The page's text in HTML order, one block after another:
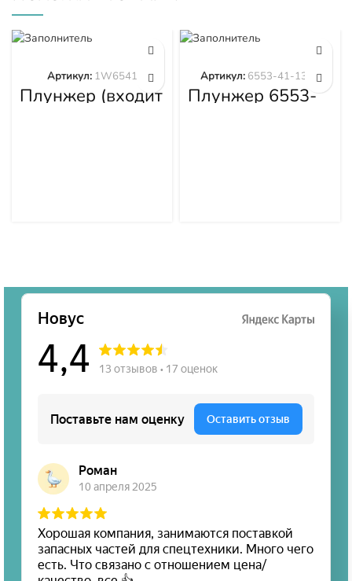
Плунжер (входит
в 1W6539)
Артикул: 1W6541
Плунжер 6553-
41-1300
Артикул: 6553-41-1300